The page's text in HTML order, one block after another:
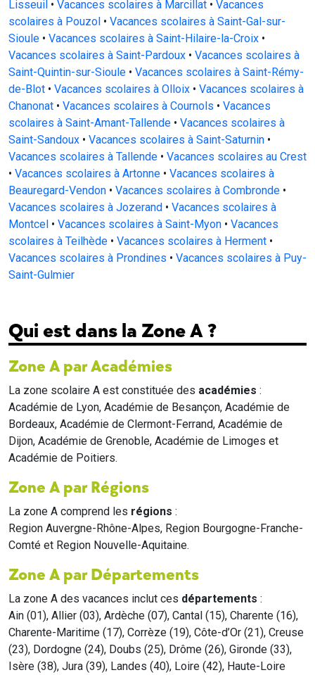
Lisseuil • Vacances scolaires à Marcillat • Vacances
scolaires à Pouzol • Vacances scolaires à Saint-Gal-sur-
Sioule • Vacances scolaires à Saint-Hilaire-la-Croix •
Vacances scolaires à Saint-Pardoux • Vacances scolaires à
Saint-Quintin-sur-Sioule • Vacances scolaires à Saint-Rémy-
de-Blot • Vacances scolaires à Olloix • Vacances scolaires à
Chanonat • Vacances scolaires à Cournols • Vacances
scolaires à Saint-Amant-Tallende • Vacances scolaires à
Saint-Sandoux • Vacances scolaires à Saint-Saturnin •
Vacances scolaires à Tallende • Vacances scolaires au Crest
• Vacances scolaires à Artonne • Vacances scolaires à
Beauregard-Vendon • Vacances scolaires à Combronde •
Vacances scolaires à Jozerand • Vacances scolaires à
Montcel • Vacances scolaires à Saint-Myon • Vacances
scolaires à Teilhède • Vacances scolaires à Herment •
Vacances scolaires à Prondines • Vacances scolaires à Puy-
Saint-Gulmier
Qui est dans la Zone A ?
Zone A par Académies
La zone scolaire A est constituée des académies :
Académie de Lyon, Académie de Besançon, Académie de
Bordeaux, Académie de Clermont-Ferrand, Académie de
Dijon, Académie de Grenoble, Académie de Limoges et
Académie de Poitiers.
Zone A par Régions
La zone A comprend les régions :
Region Auvergne-Rhône-Alpes, Region Bourgogne-Franche-
Comté et Region Nouvelle-Aquitaine.
Zone A par Départements
La zone A des vacances inclut ces départements :
Ain (01), Allier (03), Ardèche (07), Cantal (15), Charente (16),
Charente-Maritime (17), Corrèze (19), Côte-d’Or (21), Creuse
(23), Dordogne (24), Doubs (25), Drôme (26), Gironde (33),
Isère (38), Jura (39), Landes (40), Loire (42), Haute-Loire